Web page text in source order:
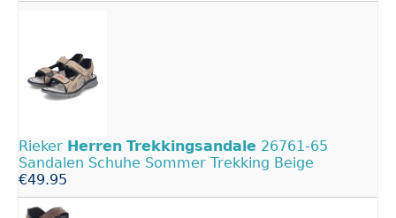
Rieker Herren Trekkingsandale 26761-65
Sandalen Schuhe Sommer Trekking Beige
€49.95